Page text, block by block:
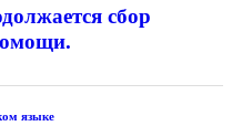
сбор
языке